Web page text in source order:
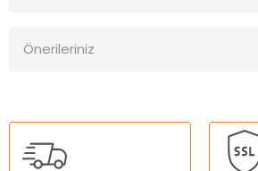
Önerileriniz
kullanarak tarafımıza iletebilirsiniz.
Görüş ve önerileriniz için teşekkür ederiz.